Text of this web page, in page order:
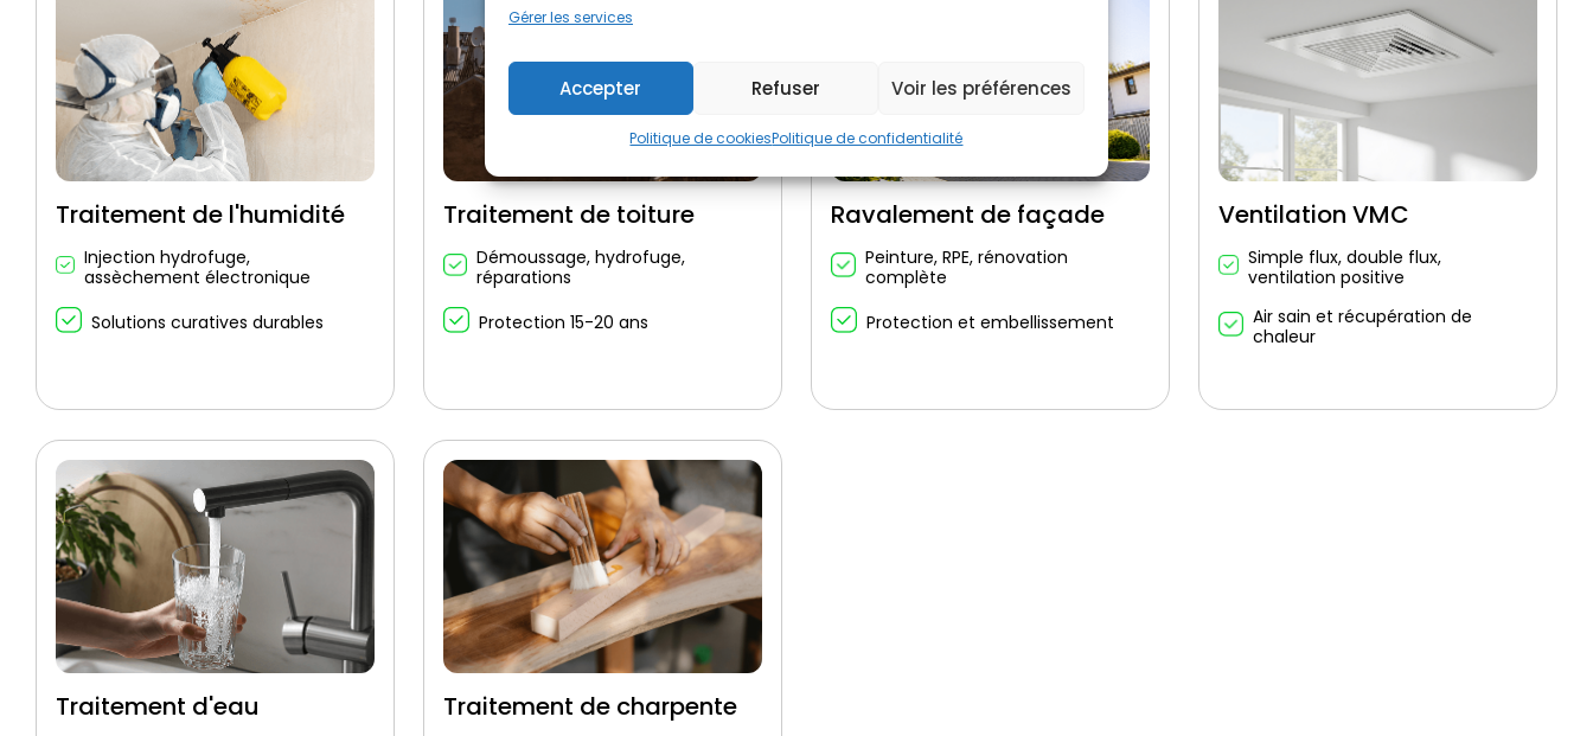
Gérer les services
Accepter Refuser Voir les préférences
Politique de cookiesPolitique de confidentialité
Traitement de l'humidité
Injection hydrofuge,
assèchement électronique
Solutions curatives durables
Traitement de toiture
Démoussage, hydrofuge,
réparations
Protection 15-20 ans
Ravalement de façade
Peinture, RPE, rénovation
complète
Protection et embellissement
Ventilation VMC
Simple flux, double flux,
ventilation positive
Air sain et récupération de
chaleur
Traitement d'eau Traitement de charpente